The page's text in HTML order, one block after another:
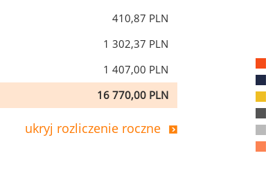
410,87 PLN
1 302,37 PLN
1 407,00 PLN
16 770,00 PLN
ukryj rozliczenie roczne